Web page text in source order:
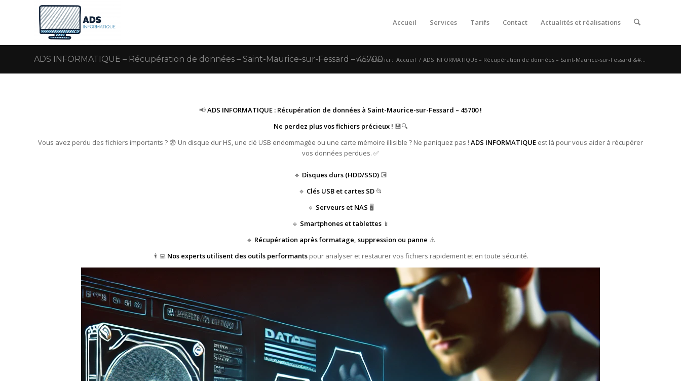
Accueil Services Tarifs Contact Actualités et réalisations
ADS INFORMATIQUE – Récupération de données – Saint-Maurice-sur-Fessard – 45700
Vous êtes ici : Accueil / ADS INFORMATIQUE – Récupération de données – Saint-Maurice-sur-Fessard &#...
📢ADS INFORMATIQUE : Récupération de données à Saint-Maurice-sur-Fessard – 45700 !
Ne perdez plus vos fichiers précieux ! 💾🔍
Vous avez perdu des fichiers importants ? 😨 Un disque dur HS, une clé USB endommagée ou une carte mémoire illisible ? Ne paniquez pas ! ADS INFORMATIQUE est là pour vous aider à récupérer
vos données perdues. ✅
🔹 Disques durs (HDD/SSD) 💽
🔹 Clés USB et cartes SD📂
🔹 Serveurs et NAS 🖥️
🔹 Smartphones et tablettes📱
🔹 Récupération après formatage, suppression ou panne ⚠️
👨‍💻 Nos experts utilisent des outils performants pour analyser et restaurer vos fichiers rapidement et en toute sécurité.